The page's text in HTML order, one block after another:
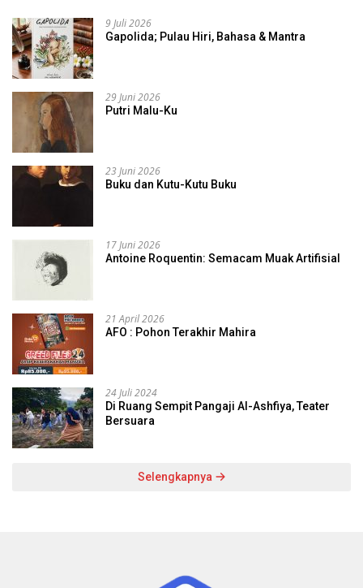
9 Juli 2026
Gapolida; Pulau Hiri, Bahasa & Mantra
29 Juni 2026
Putri Malu-Ku
23 Juni 2026
Buku dan Kutu-Kutu Buku
17 Juni 2026
Antoine Roquentin: Semacam Muak Artifisial
21 April 2026
AFO : Pohon Terakhir Mahira
24 Juli 2024
Di Ruang Sempit Pangaji Al-Ashfiya, Teater
Bersuara
Selengkapnya